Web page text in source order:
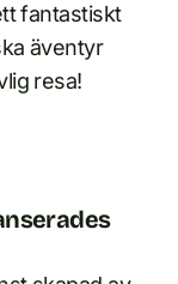
fantastiskt
äventyr
resa!